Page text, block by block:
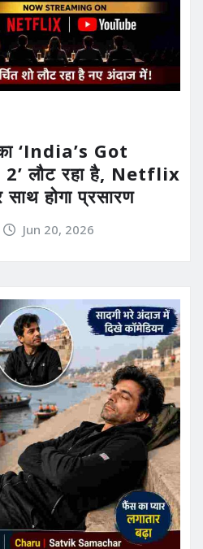
‘India’s Got
लौट रहा है, Netflix
होगा प्रसारण
Jun 20, 2026